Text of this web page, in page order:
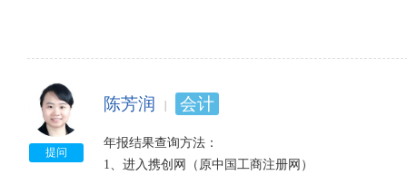
1、因未依照《企业信息公示暂行条例》第八条规定
2、因通过登记的住所或者经营场所无法联系的；列
3、因未在工商行政管理部门依照《企业信息公示暂
的；列入经营异常名录。
提问
陈芳润 会计
年报结果查询方法：
1、进入携创网（原中国工商注册网）